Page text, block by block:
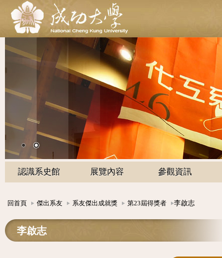
認識系史館 展覽內容 參觀資訊
回首頁 傑出系友 系友傑出成就獎 第23屆得獎者 李啟志
李啟志